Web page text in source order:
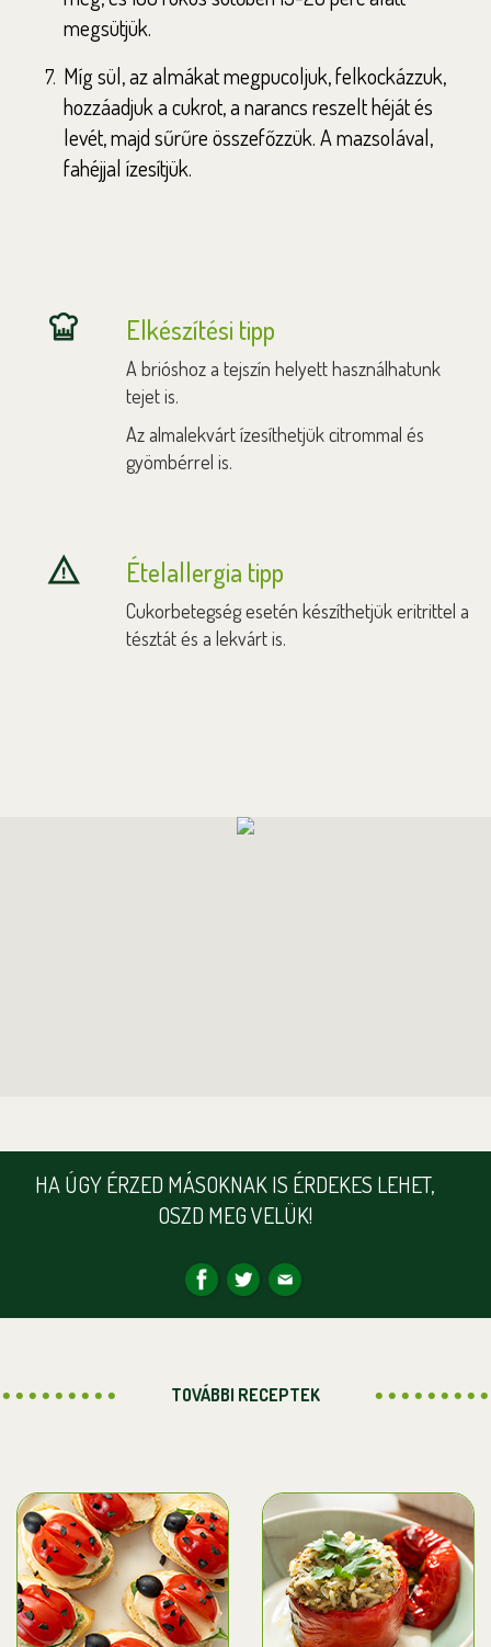
megsütjük.
Míg sül, az almákat megpucoljuk, felkockázzuk,
hozzáadjuk a cukrot, a narancs reszelt héját és
levét, majd sűrűre összefőzzük. A mazsolával,
fahéjjal ízesítjük.
Elkészítési tipp
A brióshoz a tejszín helyett használhatunk
tejet is.
Az almalekvárt ízesíthetjük citrommal és
gyömbérrel is.
Ételallergia tipp
Cukorbetegség esetén készíthetjük eritrittel a
tésztát és a lekvárt is.
HA ÚGY ÉRZED MÁSOKNAK IS ÉRDEKES LEHET,
OSZD MEG VELÜK!
TOVÁBBI RECEPTEK